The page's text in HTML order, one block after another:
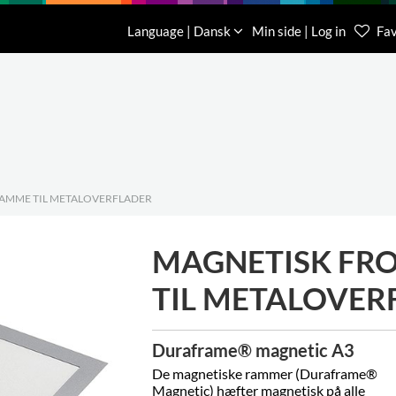
Language | Dansk Min side | Log in
76 78
TIL METALOVERFLADER
MAGNETISK
TIL
Duraframe® magnetic A3
De magnetiske rammer (Duraframe®
Magnetic) hæfter magnetisk på alle